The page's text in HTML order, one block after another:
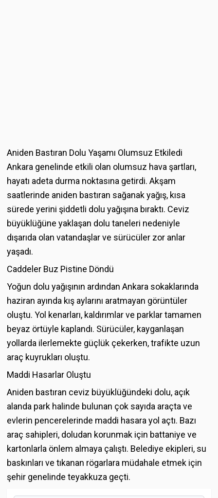
Aniden Bastıran Dolu Yaşamı Olumsuz Etkiledi
Ankara genelinde etkili olan olumsuz hava şartları,
hayatı adeta durma noktasına getirdi. Akşam
saatlerinde aniden bastıran sağanak yağış, kısa
sürede yerini şiddetli dolu yağışına bıraktı. Ceviz
büyüklüğüne yaklaşan dolu taneleri nedeniyle
dışarıda olan vatandaşlar ve sürücüler zor anlar
yaşadı.
Caddeler Buz Pistine Döndü
Yoğun dolu yağışının ardından Ankara sokaklarında
haziran ayında kış aylarını aratmayan görüntüler
oluştu. Yol kenarları, kaldırımlar ve parklar tamamen
beyaz örtüyle kaplandı. Sürücüler, kayganlaşan
yollarda ilerlemekte güçlük çekerken, trafikte uzun
araç kuyrukları oluştu.
Maddi Hasarlar Oluştu
Aniden bastıran ceviz büyüklüğündeki dolu, açık
alanda park halinde bulunan çok sayıda araçta ve
evlerin pencerelerinde maddi hasara yol açtı. Bazı
araç sahipleri, doludan korunmak için battaniye ve
kartonlarla önlem almaya çalıştı. Belediye ekipleri, su
baskınları ve tıkanan rögarlara müdahale etmek için
şehir genelinde teyakkuza geçti.